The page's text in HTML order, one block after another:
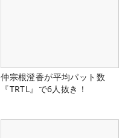
仲宗根澄香が平均パット数
『TRTL』で6人抜き！